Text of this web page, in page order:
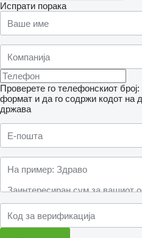
Испрати порака
Проверете го телефонскиот
формат и да го содржи кодот на
држава